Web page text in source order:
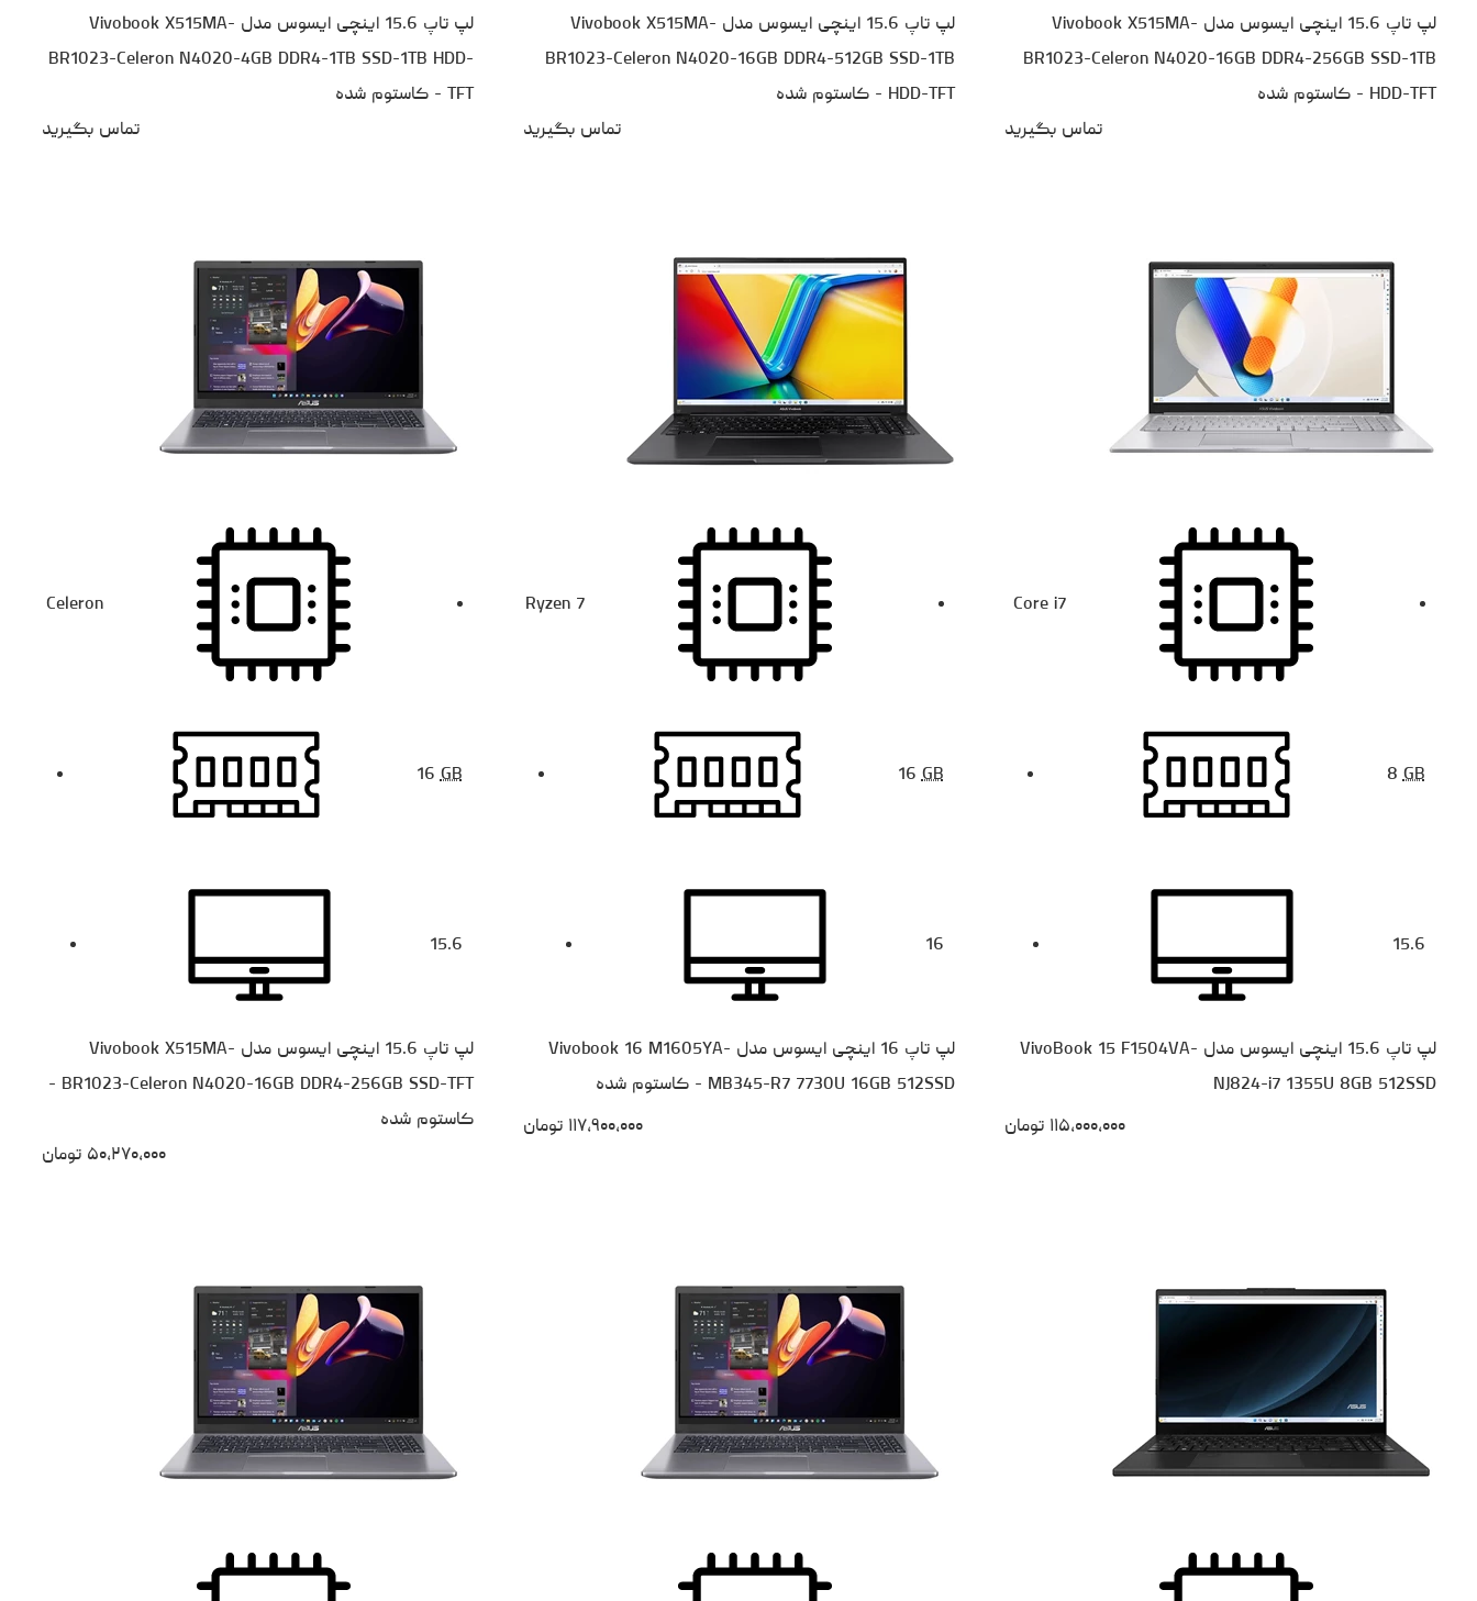
لپ تاپ 15.6 اینچی ایسوس مدل Vivobook X515MA-
BR1023-Celeron N4020-16GB DDR4-256GB SSD-1TB
HDD-TFT - کاستوم شده
تماس بگیرید
لپ تاپ 15.6 اینچی ایسوس مدل Vivobook X515MA-
BR1023-Celeron N4020-16GB DDR4-512GB SSD-1TB
HDD-TFT - کاستوم شده
تماس بگیرید
لپ تاپ 15.6 اینچی ایسوس مدل Vivobook X515MA-
BR1023-Celeron N4020-4GB DDR4-1TB SSD-1TB HDD-
TFT - کاستوم شده
تماس بگیرید
Core i7
8GB
15.6
لپ تاپ 15.6 اینچی ایسوس مدل VivoBook 15 F1504VA-
NJ824-i7 1355U 8GB 512SSD
۱۱۵،۰۰۰،۰۰۰ تومان
Ryzen 7
16GB
16
لپ تاپ 16 اینچی ایسوس مدل Vivobook 16 M1605YA-
MB345-R7 7730U 16GB 512SSD - کاستوم شده
۱۱۷،۹۰۰،۰۰۰ تومان
Celeron
16GB
15.6
لپ تاپ 15.6 اینچی ایسوس مدل Vivobook X515MA-
BR1023-Celeron N4020-16GB DDR4-256GB SSD-TFT -
کاستوم شده
۵۰،۲۷۰،۰۰۰ تومان